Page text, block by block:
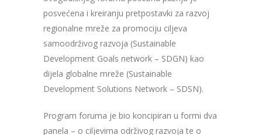
posvećena i kreiranju pretpostavki za razvoj
regionalne mreže za promociju ciljeva
samoodrživog razvoja (Sustainable
Development Goals network – SDGN) kao
dijela globalne mreže (Sustainable
Development Solutions Network – SDSN).
Program foruma je bio koncipiran u formi dva
panela – o ciljevima održivog razvoja te o